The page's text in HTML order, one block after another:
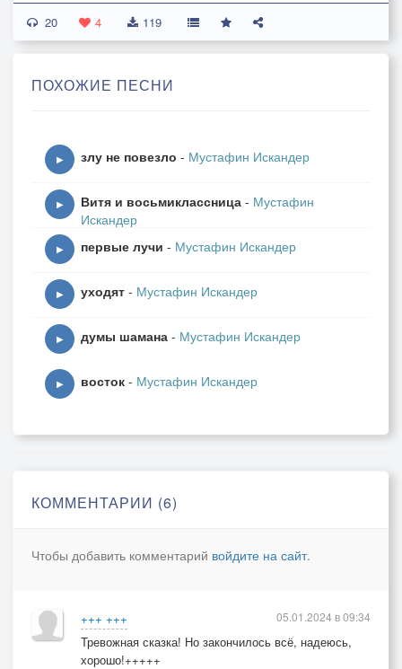
20 4 119
ПОХОЖИЕ ПЕСНИ
▶ злу не повезло - Мустафин Искандер
▶ Витя и восьмиклассница - Мустафин
Искандер
▶ первые лучи - Мустафин Искандер
▶ уходят - Мустафин Искандер
▶ думы шамана - Мустафин Искандер
▶ восток - Мустафин Искандер
КОММЕНТАРИИ (6)
Чтобы добавить комментарий войдите на сайт.
+++ +++
Тревожная сказка! Но закончилось всё, надеюсь,
хорошо!+++++
05.01.2024 в 09:34